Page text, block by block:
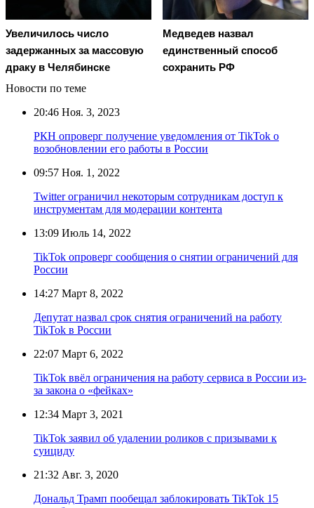
Увеличилось число
задержанных за массовую
драку в Челябинске
Медведев назвал
единственный способ
сохранить РФ
Новости по теме
20:46 Ноя. 3, 2023
РКН опроверг получение уведомления от TikTok о
возобновлении его работы в России
09:57 Ноя. 1, 2022
Twitter ограничил некоторым сотрудникам доступ к
инструментам для модерации контента
13:09 Июль 14, 2022
TikTok опроверг сообщения о снятии ограничений для
России
14:27 Март 8, 2022
Депутат назвал срок снятия ограничений на работу
TikTok в России
22:07 Март 6, 2022
TikTok ввёл ограничения на работу сервиса в России из-
за закона о «фейках»
12:34 Март 3, 2021
TikTok заявил об удалении роликов с призывами к
суициду
21:32 Авг. 3, 2020
Дональд Трамп пообещал заблокировать TikTok 15